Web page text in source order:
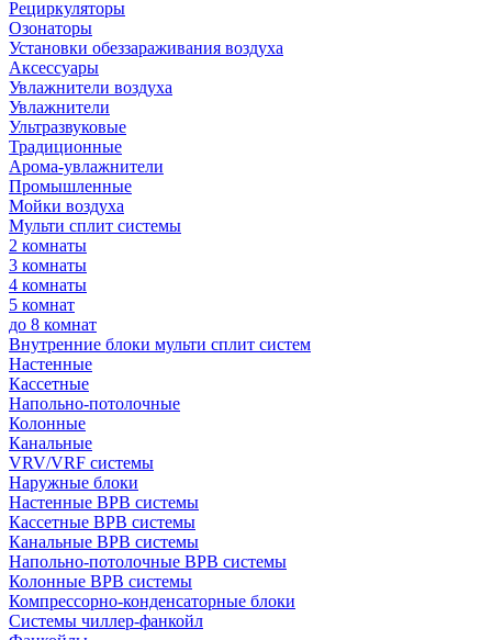
Рециркуляторы
Озонаторы
Установки обеззараживания воздуха
Аксессуары
Увлажнители воздуха
Увлажнители
Ультразвуковые
Традиционные
Арома-увлажнители
Промышленные
Мойки воздуха
Мульти сплит системы
2 комнаты
3 комнаты
4 комнаты
5 комнат
до 8 комнат
Внутренние блоки мульти сплит систем
Настенные
Кассетные
Напольно-потолочные
Колонные
Канальные
VRV/VRF системы
Наружные блоки
Настенные ВРВ системы
Кассетные ВРВ системы
Канальные ВРВ системы
Напольно-потолочные ВРВ системы
Колонные ВРВ системы
Компрессорно-конденсаторные блоки
Системы чиллер-фанкойл